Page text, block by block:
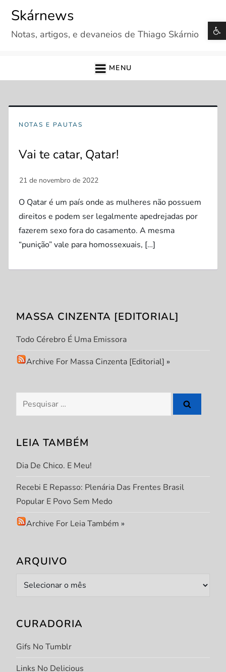
content
Skárnews
Notas, artigos, e devaneios de Thiago Skárnio
MENU
NOTAS E PAUTAS
Vai te catar, Qatar!
O Qatar é um país onde as mulheres não possuem
direitos e podem ser legalmente apedrejadas por
fazerem sexo fora do casamento. A mesma
“punição” vale para homossexuais, […]
MASSA CINZENTA [EDITORIAL]
Todo Cérebro É Uma Emissora
Archive For Massa Cinzenta [Editorial] »
Pesquisar
por:
LEIA TAMBÉM
Dia De Chico. E Meu!
Recebi E Repasso: Plenária Das Frentes Brasil
Popular E Povo Sem Medo
Archive For Leia Também »
ARQUIVO
Arquivo
CURADORIA
Gifs No Tumblr
Links No Delicious